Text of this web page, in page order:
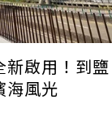
新啟用！到鹽
海風光